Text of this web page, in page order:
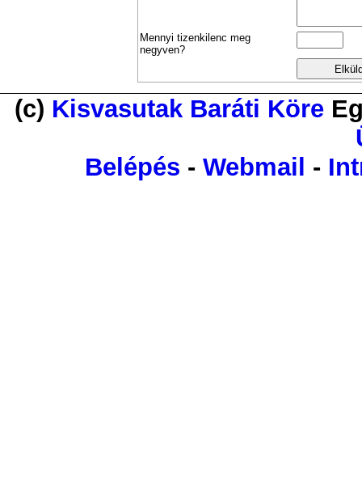
Mennyi tizenkilenc meg
negyven?
(c) Kisvasutak Baráti Köre
Belépés - Webmail -